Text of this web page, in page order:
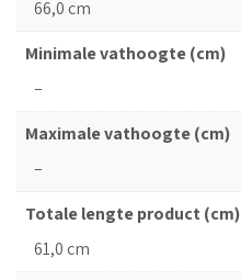
66,0 cm
Minimale vathoogte (cm)
–
Maximale vathoogte (cm)
–
Totale lengte product (cm)
61,0 cm